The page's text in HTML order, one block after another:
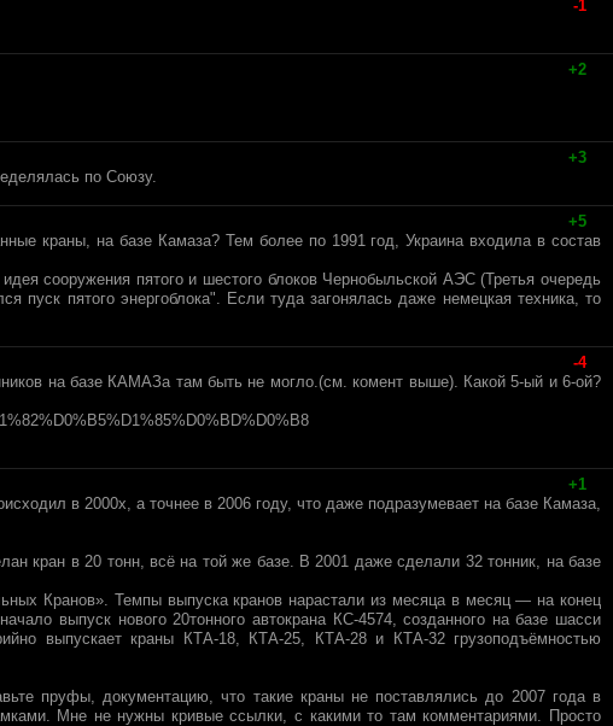
-1
+2
+3
по Союзу.
+5
краны, на базе Камаза? Тем более по 1991 год, Украина входила в состав
сооружения пятого и шестого блоков Чернобыльской АЭС (Третья очередь
пятого энергоблока". Если туда загонялась даже немецкая техника, то
-4
на базе КАМАЗа там быть не могло.(см. комент выше). Какой 5-ый и 6-ой?
+1
в 2000х, а точнее в 2006 году, что даже подразумевает на базе Камаза,
кран в 20 тонн, всё на той же базе. В 2001 даже сделали 32 тонник, на базе
Кранов». Темпы выпуска кранов нарастали из месяца в месяц — на конец
выпуск нового 20тонного автокрана КС-4574, созданного на базе шасси
выпускает краны КТА-18, КТА-25, КТА-28 и КТА-32 грузоподъёмностью
пруфы, документацию, что такие краны не поставлялись до 2007 года в
Мне не нужны кривые ссылки, с какими то там комментариями. Просто